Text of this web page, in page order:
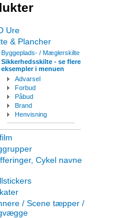
Ure
& Plancher
Byggeplads- / Mæglerskilte
Sikkerhedsskilte - se flere
eksempler i menuen
Advarsel
Forbud
Påbud
Brand
Henvisning
Cykel navne
/ Scene tæpper /